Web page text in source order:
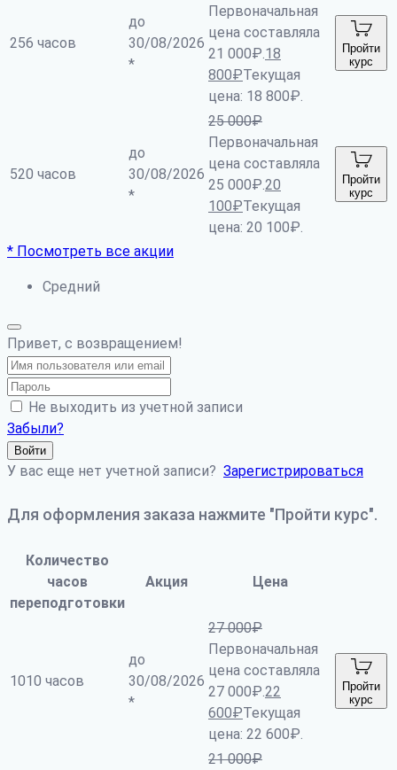
256 часов
до
30/08/2026
*
Первоначальная
цена составляла
21 000₽.18
800₽Текущая
цена: 18 800₽.
Пройти
курс
520 часов
до
30/08/2026
*
25 000₽
Первоначальная
цена составляла
25 000₽.20
100₽Текущая
цена: 20 100₽.
Пройти
курс
* Посмотреть все акции
Средний
Привет, с возвращением!
Не выходить из учетной записи
Забыли?
Войти
У вас еще нет учетной записи? Зарегистрироваться
Для оформления заказа нажмите "Пройти курс".
Количество
часов
переподготовки
Акция Цена
1010 часов
до
30/08/2026
*
27 000₽
Первоначальная
цена составляла
27 000₽.22
600₽Текущая
цена: 22 600₽.
Пройти
курс
21 000₽